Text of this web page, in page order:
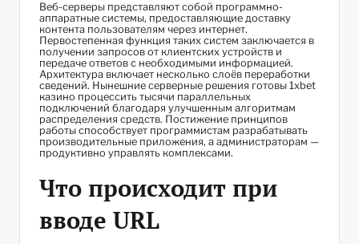
Веб-серверы представляют собой программно-
аппаратные системы, предоставляющие доставку
контента пользователям через интернет.
Первостепенная функция таких систем заключается в
получении запросов от клиентских устройств и
передаче ответов с необходимыми информацией.
Архитектура включает несколько слоёв переработки
сведений. Нынешние серверные решения готовы 1xbet
казино процессить тысячи параллельных
подключений благодаря улучшенным алгоритмам
распределения средств. Постижение принципов
работы способствует программистам разрабатывать
производительные приложения, а администраторам —
продуктивно управлять комплексами.
Что происходит при
вводе URL